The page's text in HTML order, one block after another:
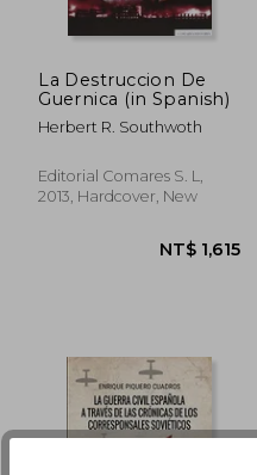
NT$ 1,149
La Destruccion De
Guernica (in Spanish)
Herbert R. Southwoth
Editorial Comares S. L,
2013, Hardcover, New